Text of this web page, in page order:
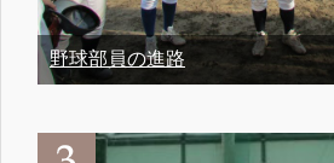
野球部員の進路